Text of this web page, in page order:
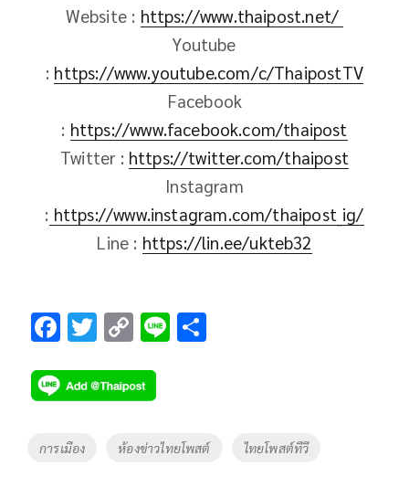
Website : https://www.thaipost.net/
Youtube
: https://www.youtube.com/c/ThaipostTV
Facebook
: https://www.facebook.com/thaipost
Twitter : https://twitter.com/thaipost
Instagram
: https://www.instagram.com/thaipost_ig/
Line : https://lin.ee/ukteb32
F
e
b
o
T
tt
er
C
p
y
Li
Li
Tags
การเมือง ห้องข่าวไทยโพสต์ ไทยโพสต์ทีวี